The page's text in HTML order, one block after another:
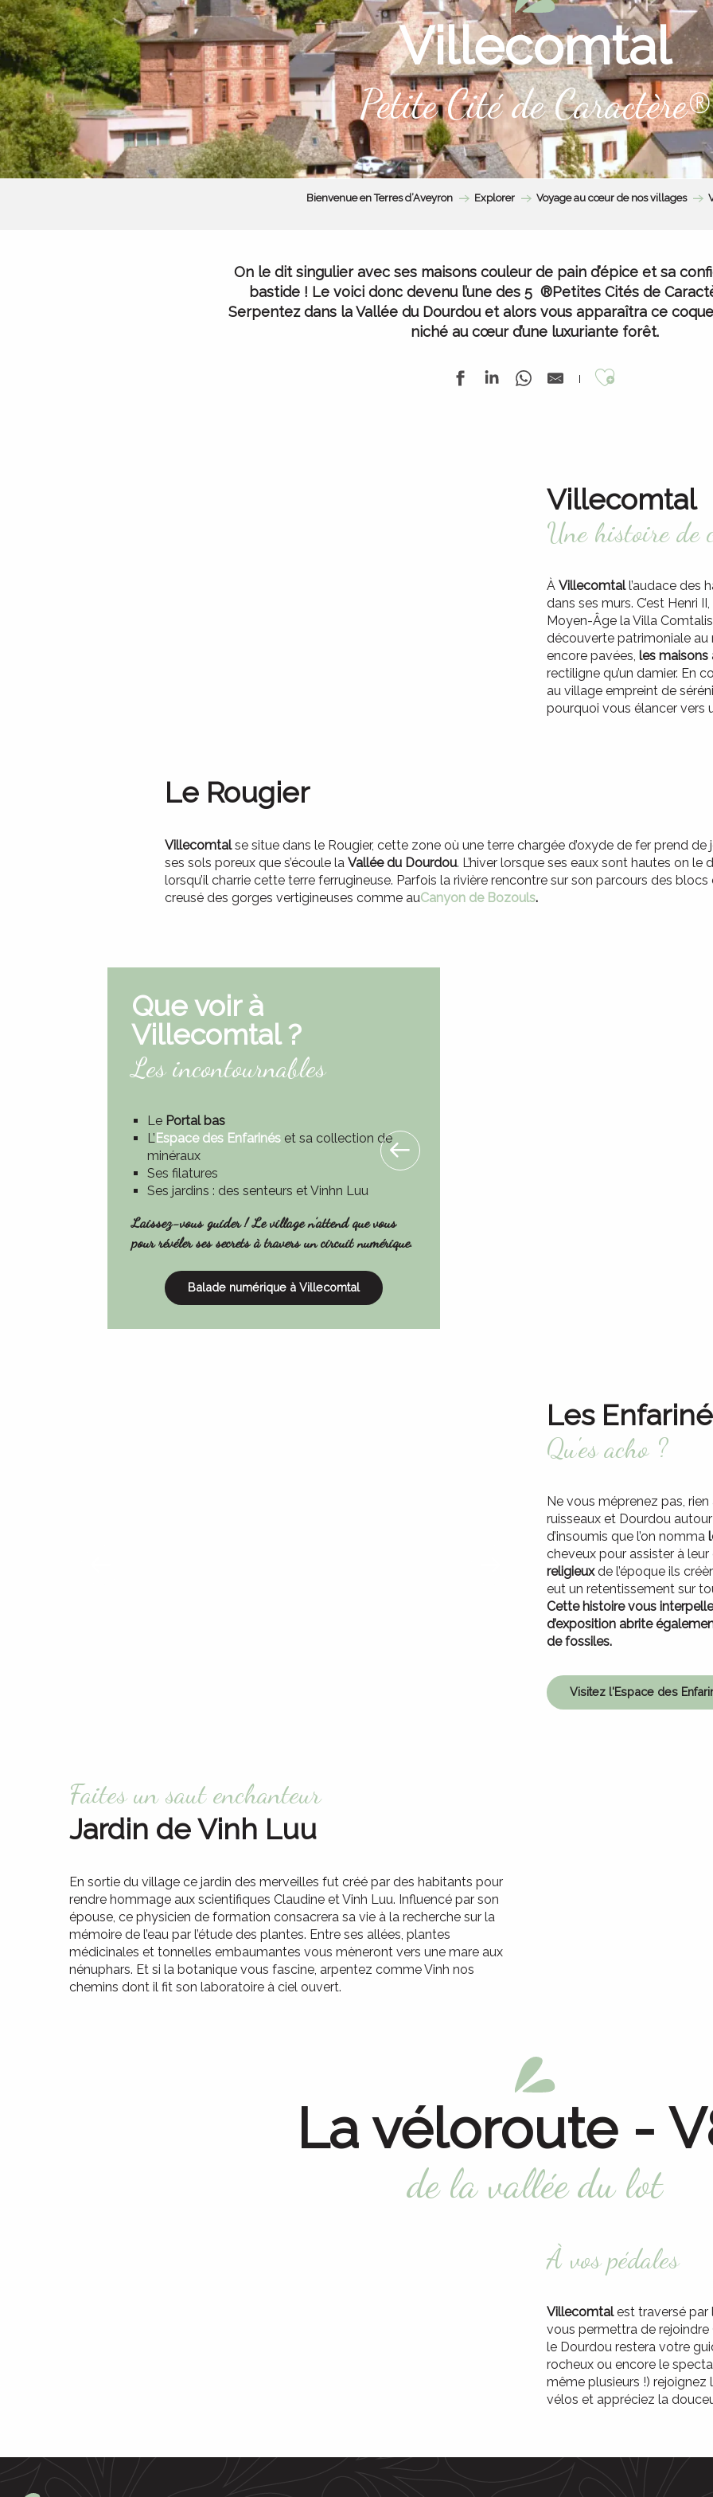
Villecomtal
Petite Cité de Caractère®
Bienvenue en Terres d’Aveyron Explorer Voyage au cœur de nos villages
On le dit singulier avec ses maisons couleur de pain d’épice et sa
bastide ! Le voici donc devenu l’une des 5 ®Petites Cités de
Serpentez dans laVallée du Dourdouet alors vous apparaîtra ce
niché au cœur d’une luxuriante forêt.
Ajouter
Villecomtal
Une histoire de
À Villecomtall’audace des
dans ses murs. C’est Henri
Moyen-Âge la Villa
découverte patrimoniale
encore pavées, les
rectiligne qu’un damier. En
au village empreint de
pourquoi vous élancer vers
Le Rougier
Villecomtalse situe dans le Rougier, cette zone où une terre chargée d’oxyde de fer prend de
ses sols poreux que s’écoule la Vallée du Dourdou. L’hiver lorsque ses eaux sont hautes on
lorsqu’il charrie cette terre ferrugineuse. Parfois la rivière rencontre sur son parcours des
creusé des gorges vertigineuses comme auCanyon de Bozouls.
Que voir à
Villecomtal ?
Les incontournables
Le Portal bas
L’Espace des Enfarinés et sa collection de
minéraux
Ses filatures
Ses jardins : des senteurs et Vinhn Luu
Laissez-vous guider ! Le village n’attend que vous
pour révéler ses secrets à travers un circuit numérique.
Balade numérique à Villecomtal
Les
Qu'es acho ?
Ne vous méprenez pas,
ruisseaux et Dourdou
d’insoumis que l’on nomma
cheveux pour assister à
religieuxde l’époque ils
eut un retentissement sur
Cette histoire vous
d’exposition abrite
de fossiles.
Visitez l'Espace des
Faites un saut enchanteur
Jardin de Vinh Luu
En sortie du village ce jardin des merveilles fut créé par des habitants pour
rendre hommage aux scientifiques Claudine et Vinh Luu. Influencé par son
épouse, ce physicien de formation consacrera sa vie à la recherche sur la
mémoire de l’eau par l’étude des plantes. Entre ses allées, plantes
médicinales et tonnelles embaumantes vous mèneront vers une mare aux
nénuphars. Et si la botanique vous fascine, arpentez comme Vinh nos
chemins dont il fit son laboratoire à ciel ouvert.
La véloroute -
de la vallée du lot
À vos pédales
Villecomtalest traversé par
vous permettra de rejoindre
le Dourdou restera votre
rocheux ou encore le
même plusieurs !) rejoignez
vélos et appréciez la